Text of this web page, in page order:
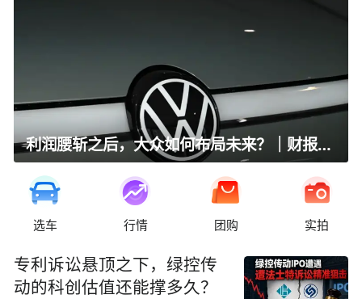
利润腰斩之后，大众如何布局未来？｜财报全视角
选车 行情 团购 实拍
专利诉讼悬顶之下，绿控传
动的科创估值还能撑多久？